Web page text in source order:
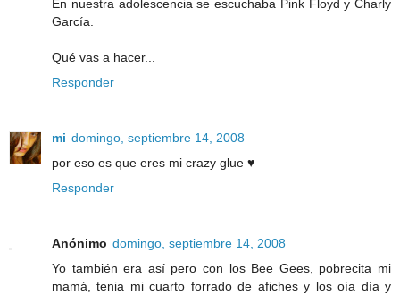
En nuestra adolescencia se escuchaba Pink Floyd y Charly
García.
Qué vas a hacer...
Responder
mi domingo, septiembre 14, 2008
por eso es que eres mi crazy glue ♥
Responder
Anónimo domingo, septiembre 14, 2008
Yo también era así pero con los Bee Gees, pobrecita mi
mamá, tenia mi cuarto forrado de afiches y los oía día y